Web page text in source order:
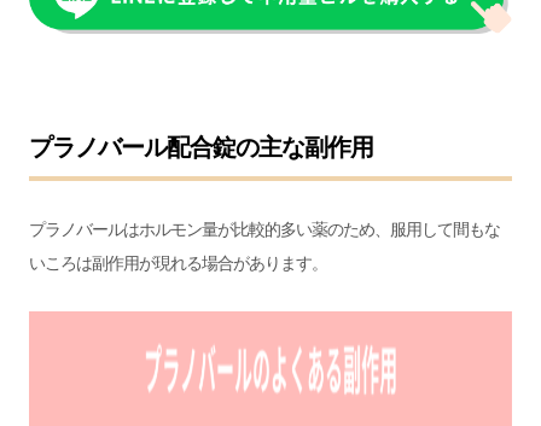
プラノバール配合錠の主な副作用
プラノバールはホルモン量が比較的多い薬のため、服用して間もな
いころは副作用が現れる場合があります。